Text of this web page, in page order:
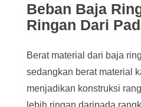
Beban Baja
Ringan Dari
Berat material dari baja
sedangkan berat material
menjadikan konstruksi
lebih ringan daripada